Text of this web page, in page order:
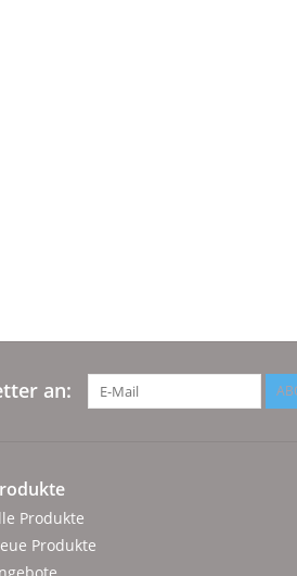
an:
Produkte
Produkte